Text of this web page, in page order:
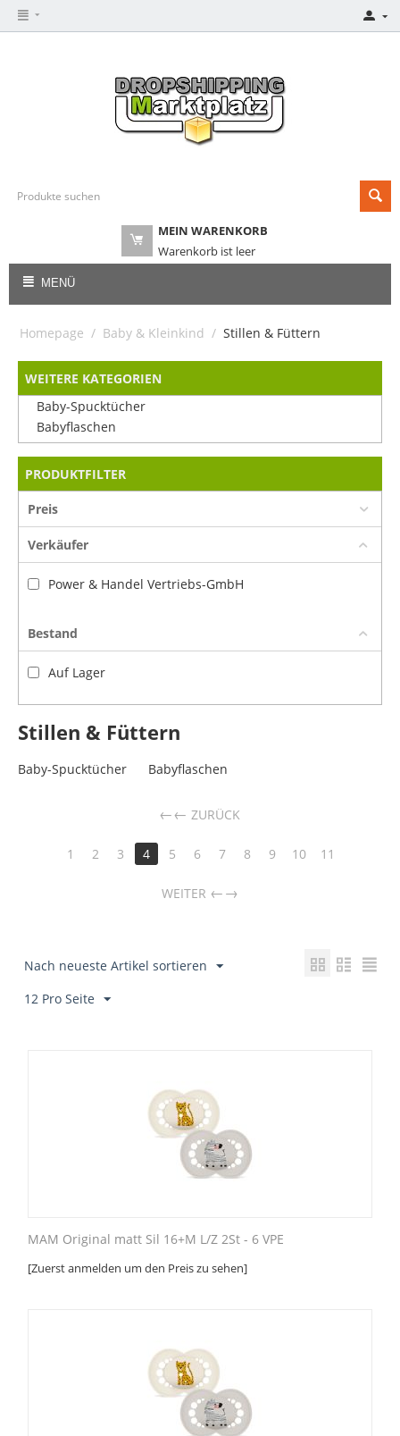
MEIN WARENKORB
Warenkorb ist leer
MENÜ
Homepage / Baby & Kleinkind / Stillen & Füttern
WEITERE KATEGORIEN
Baby-Spucktücher
Babyflaschen
PRODUKTFILTER
Preis
Verkäufer
Power & Handel Vertriebs-GmbH
Bestand
Auf Lager
Stillen & Füttern
Baby-Spucktücher Babyflaschen
← ZURÜCK
1 2 3 4 5 6 7 8 9 10 11
WEITER →
Nach neueste Artikel sortieren
12 Pro Seite
MAM Original matt Sil 16+M L/Z 2St - 6 VPE
[Zuerst anmelden um den Preis zu sehen]